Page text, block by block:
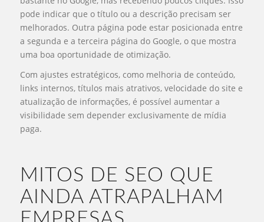
pode indicar que o título ou a descrição precisam ser
melhorados. Outra página pode estar posicionada entre
a segunda e a terceira página do Google, o que mostra
uma boa oportunidade de otimização.
Com ajustes estratégicos, como melhoria de conteúdo,
links internos, títulos mais atrativos, velocidade do site e
atualização de informações, é possível aumentar a
visibilidade sem depender exclusivamente de mídia
paga.
MITOS DE SEO QUE
AINDA ATRAPALHAM